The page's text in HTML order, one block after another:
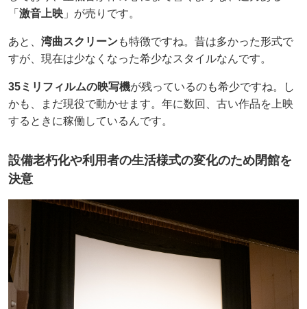
「 激音上映 」が売りです。
あと、 湾曲スクリーンも特徴ですね。昔は多かった形式で
すが、現在は少なくなった希少なスタイルなんです。
35ミリフィルムの映写機が残っているのも希少ですね。し
かも、まだ現役で動かせます。年に数回、古い作品を上映
するときに稼働しているんです。
設備老朽化や利用者の生活様式の変化のため閉館を
決意